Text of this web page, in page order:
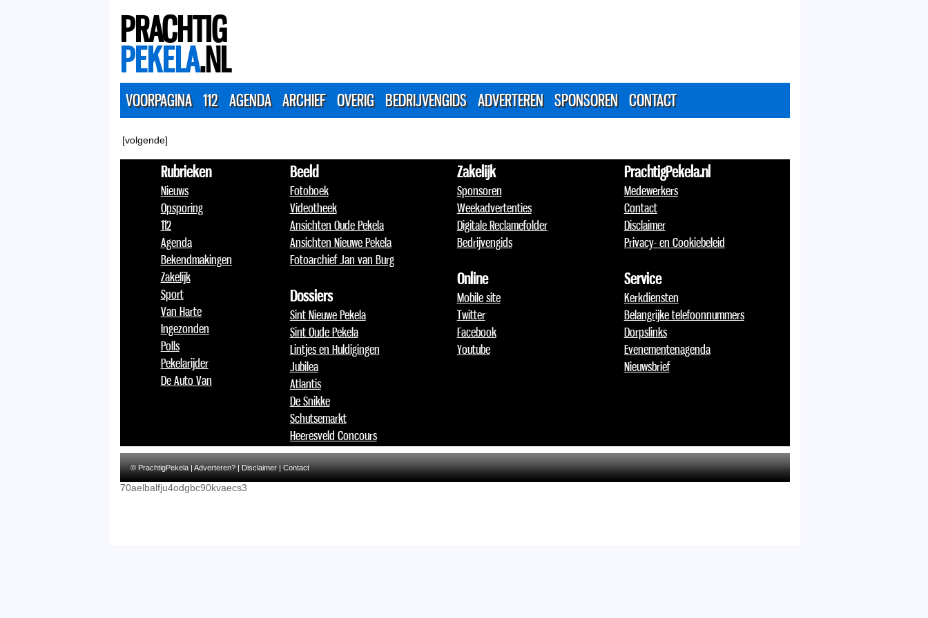
PRACHTIG
PEKELA.NL
VOORPAGINA 112 AGENDA ARCHIEF OVERIG BEDRIJVENGIDS ADVERTEREN SPONSOREN CONTACT
[volgende]
Rubrieken
Nieuws
Opsporing
112
Agenda
Bekendmakingen
Zakelijk
Sport
Van Harte
Ingezonden
Polls
Pekelarijder
De Auto Van
Beeld
Fotoboek
Videotheek
Ansichten Oude Pekela
Ansichten Nieuwe Pekela
Fotoarchief Jan van Burg
Dossiers
Sint Nieuwe Pekela
Sint Oude Pekela
Lintjes en Huldigingen
Jubilea
Atlantis
De Snikke
Schutsemarkt
Heeresveld Concours
Zakelijk
Sponsoren
Weekadvertenties
Digitale Reclamefolder
Bedrijvengids
Online
Mobile site
Twitter
Facebook
Youtube
PrachtigPekela.nl
Medewerkers
Contact
Disclaimer
Privacy- en Cookiebeleid
Service
Kerkdiensten
Belangrijke telefoonnummers
Dorpslinks
Evenementenagenda
Nieuwsbrief
© PrachtigPekela |Adverteren?|Disclaimer|Contact
70aelbalfju4odgbc90kvaecs3